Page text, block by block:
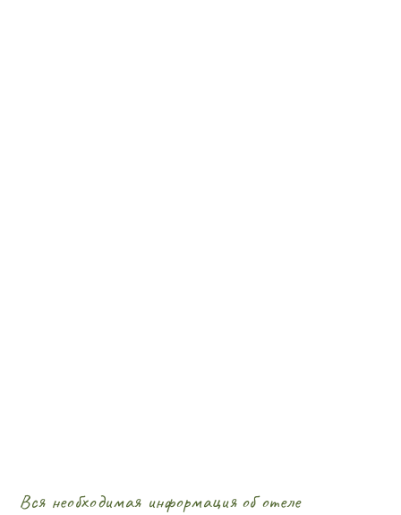
Вся необходимая информация об отеле